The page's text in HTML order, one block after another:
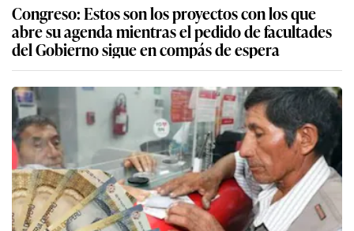
Congreso: Estos son los proyectos con los que
abre su agenda mientras el pedido de facultades
del Gobierno sigue en compás de espera